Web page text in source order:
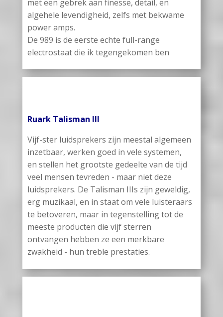
met een gebrek aan finesse, detail, en
algehele levendigheid, zelfs met bekwame
power amps.
De 989 is de eerste echte full-range
electrostaat die ik tegengekomen ben
Ruark Talisman III
Vijf-ster luidsprekers zijn meestal algemeen
inzetbaar, werken goed in vele systemen,
en stellen het grootste gedeelte van de tijd
veel mensen tevreden - maar niet deze
luidsprekers. De Talisman IIIs zijn geweldig,
erg muzikaal, en in staat om vele luisteraars
te betoveren, maar in tegenstelling tot de
meeste producten die vijf sterren
ontvangen hebben ze een merkbare
zwakheid - hun treble prestaties.